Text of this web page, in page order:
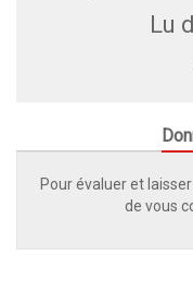
Lu
Pour évaluer et
de vous